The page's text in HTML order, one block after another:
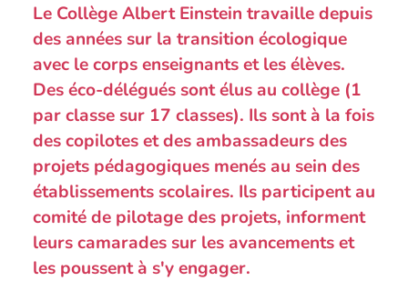
Le Collège Albert Einstein travaille depuis
des années sur la transition écologique
avec le corps enseignants et les élèves.
Des éco-délégués sont élus au collège (1
par classe sur 17 classes). Ils sont à la fois
des copilotes et des ambassadeurs des
projets pédagogiques menés au sein des
établissements scolaires. Ils participent au
comité de pilotage des projets, informent
leurs camarades sur les avancements et
les poussent à s'y engager.